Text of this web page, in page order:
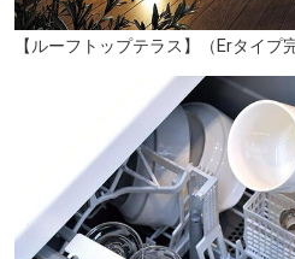
【ルーフトップテラス】（Erタイプ